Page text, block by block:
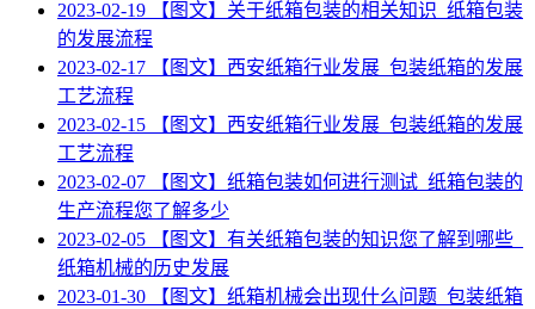
2023-02-19 【图文】关于纸箱包装的相关知识_纸箱包装
的发展流程
2023-02-17 【图文】西安纸箱行业发展_包装纸箱的发展
工艺流程
2023-02-15 【图文】西安纸箱行业发展_包装纸箱的发展
工艺流程
2023-02-07 【图文】纸箱包装如何进行测试_纸箱包装的
生产流程您了解多少
2023-02-05 【图文】有关纸箱包装的知识您了解到哪些_
纸箱机械的历史发展
2023-01-30 【图文】纸箱机械会出现什么问题_包装纸箱